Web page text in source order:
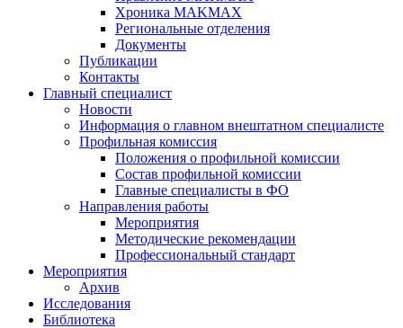
Хроника MAKMAX
Региональные отделения
Документы
Публикации
Контакты
Главный специалист
Новости
Информация о главном внештатном специалисте
Профильная комиссия
Положения о профильной комиссии
Состав профильной комиссии
Главные специалисты в ФО
Направления работы
Мероприятия
Методические рекомендации
Профессиональный стандарт
Мероприятия
Архив
Исследования
Библиотека